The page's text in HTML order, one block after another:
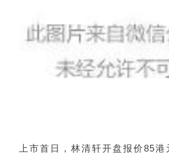
上市首日，林清轩开盘报价85